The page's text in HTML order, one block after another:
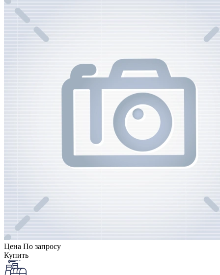
Цена По запросу
Купить